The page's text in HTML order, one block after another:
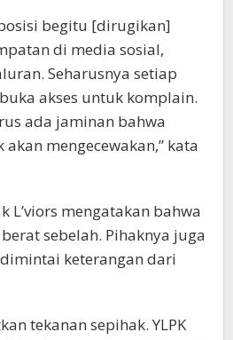
begitu [dirugikan]
di media sosial,
Seharusnya setiap
akses untuk komplain.
ada jaminan bahwa
mengecewakan,” kata
L’viors mengatakan bahwa
sebelah. Pihaknya juga
keterangan dari
tekanan sepihak. YLPK